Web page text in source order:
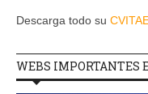
Descarga todo su
WEBS IMPORTANTES